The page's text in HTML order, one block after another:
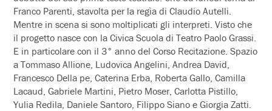
Franco Parenti, stavolta per la regìa di Claudio Autelli.
Mentre in scena si sono moltiplicati gli interpreti. Visto che
il progetto nasce con la Civica Scuola di Teatro Paolo Grassi.
E in particolare con il 3° anno del Corso Recitazione. Spazio
a Tommaso Allione, Ludovica Angelini, Andrea David,
Francesco Della pe, Caterina Erba, Roberta Gallo, Camilla
Lacaud, Gabriele Martini, Pietro Moser, Carlotta Pistillo,
Yulia Redila, Daniele Santoro, Filippo Siano e Giorgia Zatti.